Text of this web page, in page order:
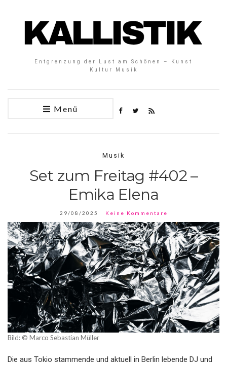
Entgrenzung der Lust am Schönen – Kunst
Kultur Musik
Menü
Musik
Set zum Freitag #402 –
Emika Elena
29/08/2025 Keine Kommentare
Bild: © Marco Sebastian Müller
Die aus Tokio stammende und aktuell in Berlin lebende DJ und